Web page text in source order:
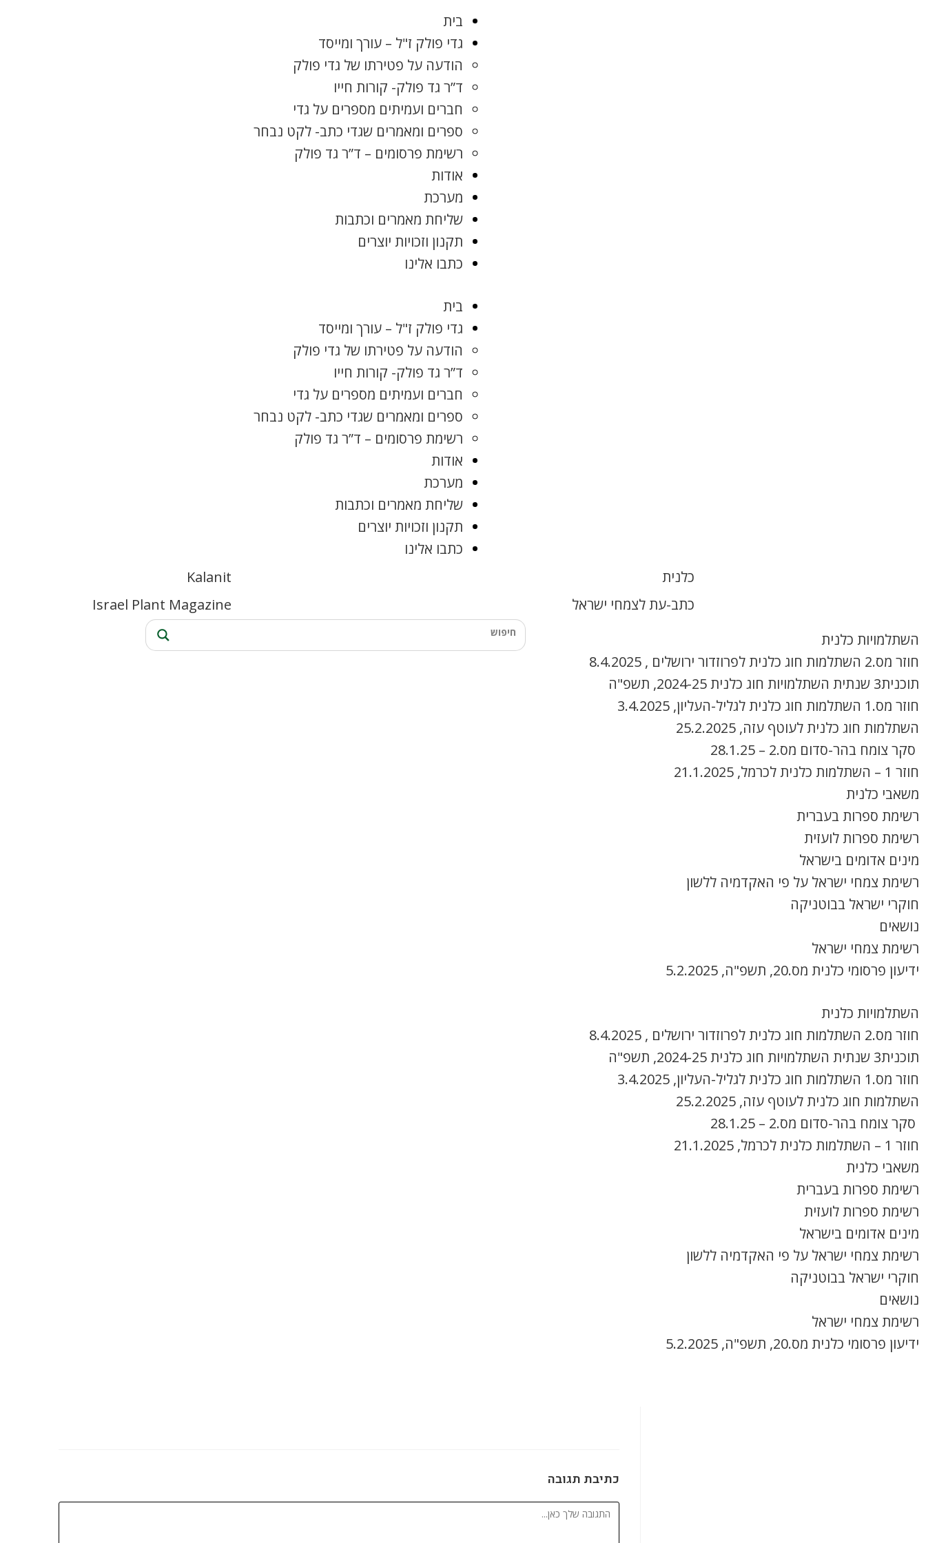
בית
גדי פולק ז"ל – עורך ומייסד
הודעה על פטירתו של גדי פולק
ד”ר גד פולק- קורות חייו
חברים ועמיתים מספרים על גדי
ספרים ומאמרים שגדי כתב- לקט נבחר
רשימת פרסומים – ד”ר גד פולק
אודות
מערכת
שליחת מאמרים וכתבות
תקנון וזכויות יוצרים
כתבו אלינו
בית
גדי פולק ז"ל – עורך ומייסד
הודעה על פטירתו של גדי פולק
ד”ר גד פולק- קורות חייו
חברים ועמיתים מספרים על גדי
ספרים ומאמרים שגדי כתב- לקט נבחר
רשימת פרסומים – ד”ר גד פולק
אודות
מערכת
שליחת מאמרים וכתבות
תקנון וזכויות יוצרים
כתבו אלינו
כלנית
כתב-עת לצמחי ישראל
Kalanit
Israel Plant Magazine
השתלמויות כלנית
חוזר מס.2 השתלמות חוג כלנית לפרוזדור ירושלים , 8.4.2025
תוכנית3 שנתית השתלמויות חוג כלנית 2024-25, תשפ"ה
חוזר מס.1 השתלמות חוג כלנית לגליל-העליון, 3.4.2025
השתלמות חוג כלנית לעוטף עזה, 25.2.2025
סקר צומח בהר-סדום מס.2 – 28.1.25
חוזר 1 – השתלמות כלנית לכרמל, 21.1.2025
משאבי כלנית
רשימת ספרות בעברית
רשימת ספרות לועזית
מינים אדומים בישראל
רשימת צמחי ישראל על פי האקדמיה ללשון
חוקרי ישראל בבוטניקה
נושאים
רשימת צמחי ישראל
ידיעון פרסומי כלנית מס.20, תשפ"ה, 5.2.2025
השתלמויות כלנית
חוזר מס.2 השתלמות חוג כלנית לפרוזדור ירושלים , 8.4.2025
תוכנית3 שנתית השתלמויות חוג כלנית 2024-25, תשפ"ה
חוזר מס.1 השתלמות חוג כלנית לגליל-העליון, 3.4.2025
השתלמות חוג כלנית לעוטף עזה, 25.2.2025
סקר צומח בהר-סדום מס.2 – 28.1.25
חוזר 1 – השתלמות כלנית לכרמל, 21.1.2025
משאבי כלנית
רשימת ספרות בעברית
רשימת ספרות לועזית
מינים אדומים בישראל
רשימת צמחי ישראל על פי האקדמיה ללשון
חוקרי ישראל בבוטניקה
נושאים
רשימת צמחי ישראל
ידיעון פרסומי כלנית מס.20, תשפ"ה, 5.2.2025
כתיבת תגובה